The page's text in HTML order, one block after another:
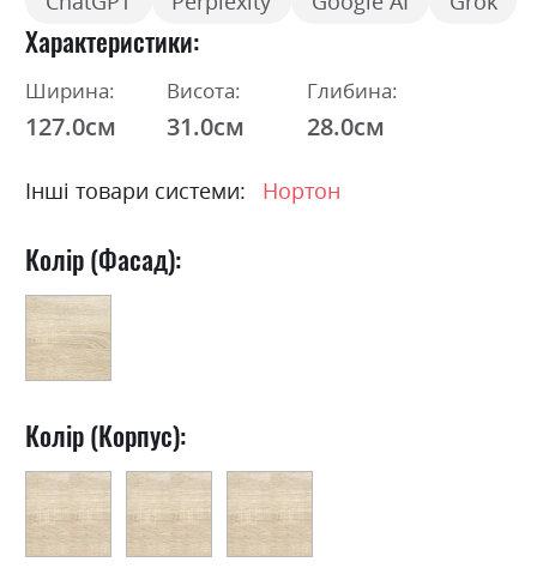
Характеристики
Ширина:
127.0см
Висота:
31.0см
Глибина:
28.0см
Інші товари системи: Нортон
Колір (Фасад):
Колір (Корпус):